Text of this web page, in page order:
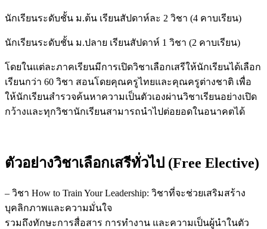
นักเรียนระดับชั้น ม.ต้น เรียนสัปดาห์ละ 2 วิชา (4 คาบเรียน)
นักเรียนระดับชั้น ม.ปลาย เรียนสัปดาห์ 1 วิชา (2 คาบเรียน)
โดยในแต่ละภาคเรียนมีการเปิดวิชาเลือกเสรีให้นักเรียนได้เลือก
เรียนกว่า 60 วิชา สอนโดยคุณครูไทยและคุณครูต่างชาติ เพื่อ
ให้นักเรียนสำรวจค้นหาความเป็นตัวเองผ่านวิชาเรียนอย่างเปิด
กว้างและทุกวิชานักเรียนสามารถนำไปต่อยอดในอนาคตได้
ตัวอย่างวิชาเลือกเสรีทั่วไป (Free Elective)
– วิชา How to Train Your Leadership: วิชาที่จะช่วยเสริมสร้าง
บุคลิกภาพและความมั่นใจ
รวมถึงทักษะการสื่อสาร การทำงาน และความเป็นผู้นำในตัว